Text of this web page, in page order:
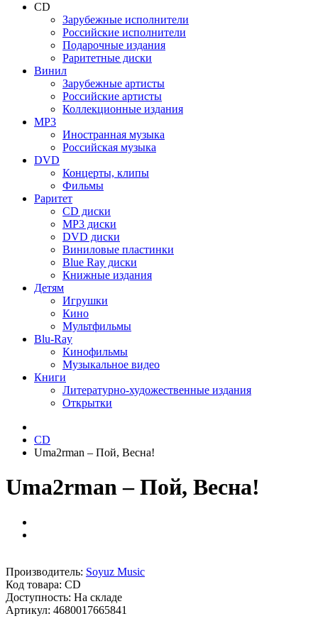
CD
Зарубежные исполнители
Российские исполнители
Подарочные издания
Раритетные диски
Винил
Зарубежные артисты
Российские артисты
Коллекционные издания
MP3
Иностранная музыка
Российская музыка
DVD
Концерты, клипы
Фильмы
Раритет
CD диски
MP3 диски
DVD диски
Виниловые пластинки
Blue Ray диски
Книжные издания
Детям
Игрушки
Кино
Мультфильмы
Blu-Ray
Кинофильмы
Музыкальное видео
Книги
Литературно-художественные издания
Открытки
CD
Uma2rman ‎– Пой, Весна!
Uma2rman ‎– Пой, Весна!
Производитель: Soyuz Music
Код товара: CD
Доступность: На складе
Артикул: 4680017665841